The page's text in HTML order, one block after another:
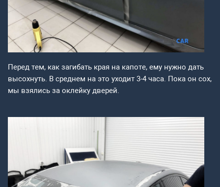
Перед тем, как загибать края на капоте, ему нужно дать
высохнуть. В среднем на это уходит 3-4 часа. Пока он сох,
мы взялись за оклейку дверей.